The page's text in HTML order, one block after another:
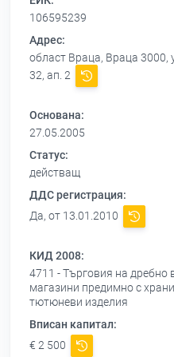
106595239
Адрес:
област Враца, Враца
32, ап. 2
Основана:
27.05.2005
Статус:
действащ
ДДС регистрация:
Да, от 13.01.2010
КИД 2008:
4711 - Търговия на дребно
магазини предимно с
тютюневи изделия
Вписан капитал:
€ 2 500